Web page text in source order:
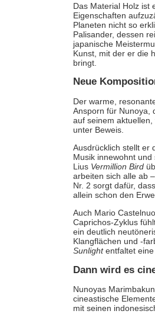
Das Material Holz ist
Eigenschaften
Planeten nicht so
Palisander, dessen
japanische
Kunst, mit der er die
bringt.
Neue
Der warme,
Ansporn für Nunoya,
auf seinem
unter Beweis.
Ausdrücklich stellt er
Musik innewohnt
Lius Vermillion Bird
arbeiten sich alle ab
Nr. 2 sorgt dafür,
allein schon den
Auch Mario
Caprichos-Zyklus
ein deutlich
Klangflächen und -
Sunlightentfaltet eine
Dann wird es
Nunoyas
cineastische
mit seinen